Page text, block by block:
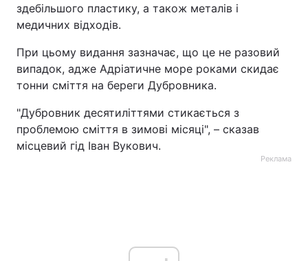
здебільшого пластику, а також металів і
медичних відходів.
При цьому видання зазначає, що це не разовий
випадок, адже Адріатичне море роками скидає
тонни сміття на береги Дубровника.
"Дубровник десятиліттями стикається з
проблемою сміття в зимові місяці", – сказав
місцевий гід Іван Вукович.
Реклама